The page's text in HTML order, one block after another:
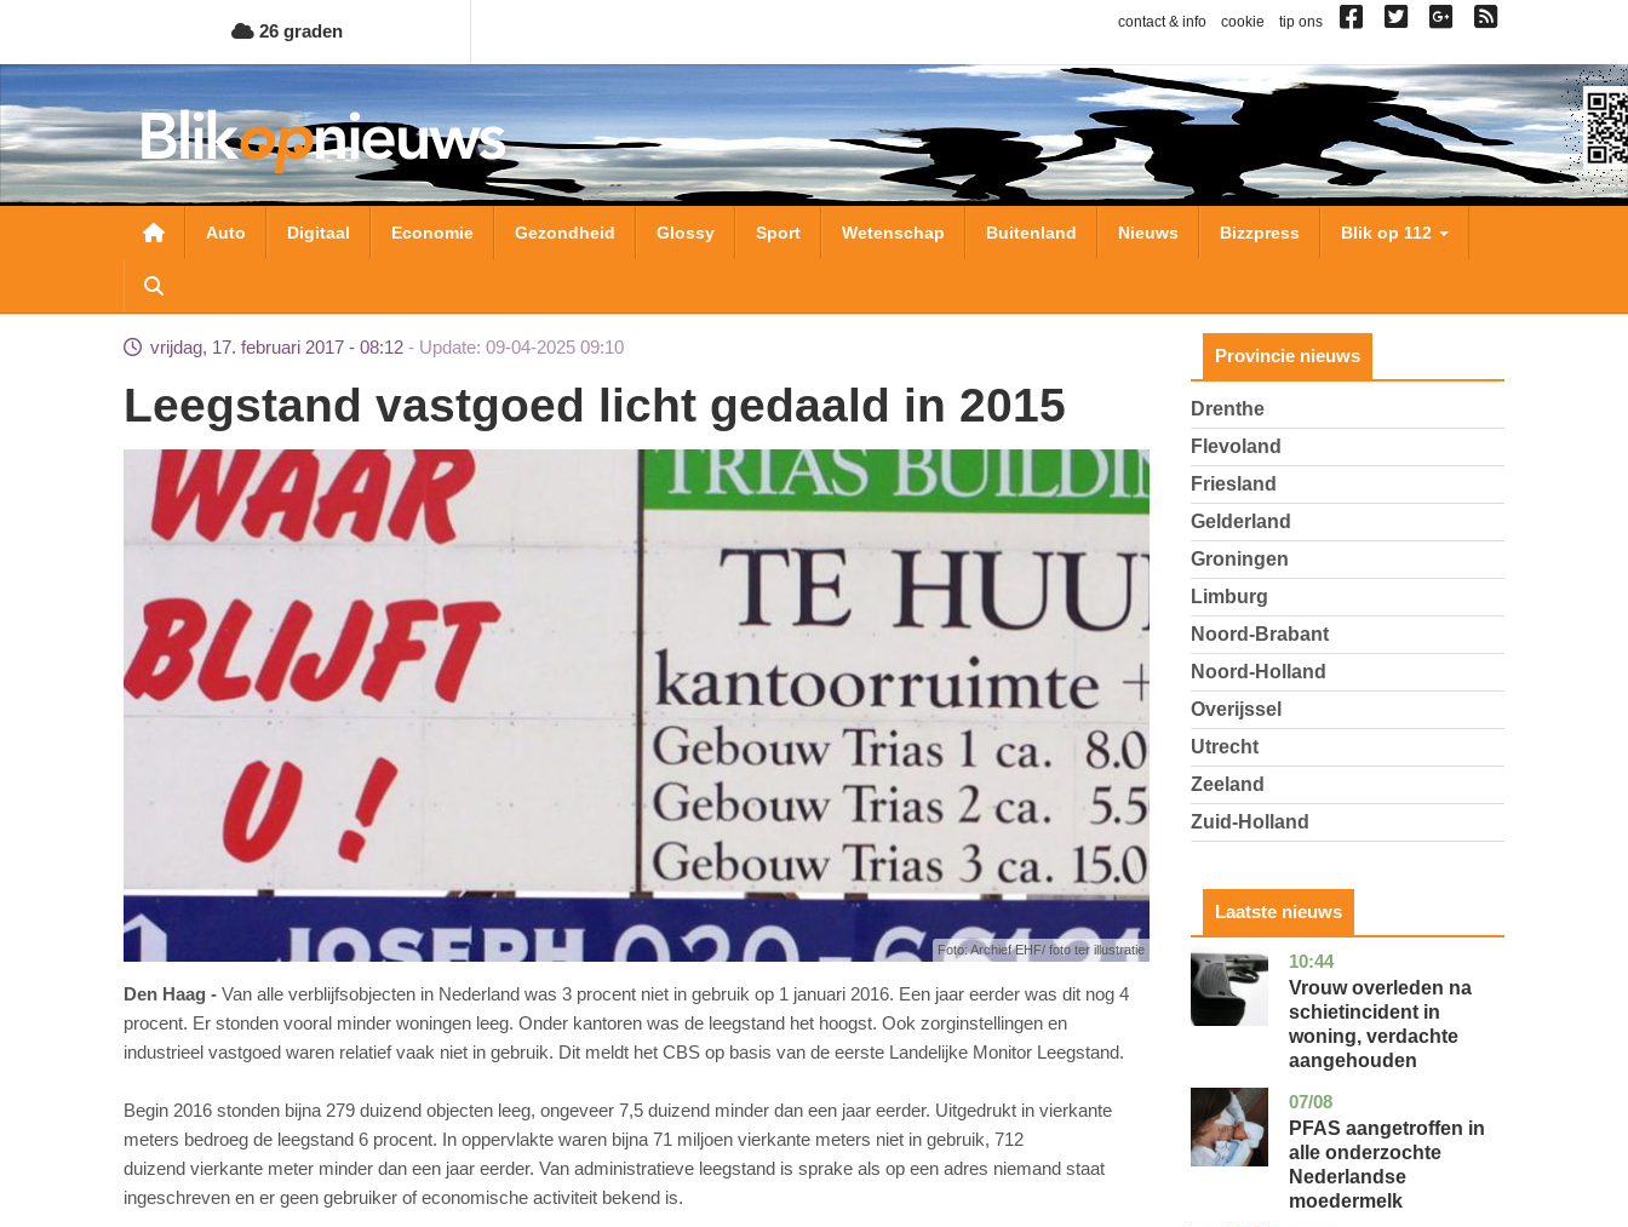
naar
de
inhoud
gaan
26 graden contact & info cookie tip ons
Hoofdnavigatie
Auto Digitaal Economie Gezondheid Glossy Sport Wetenschap Buitenland Nieuws Bizzpress Blik op 112
vrijdag, 17. februari 2017 - 08:12 Update: 09-04-2025 09:10
Leegstand vastgoed licht gedaald in 2015
Foto: Archief EHF/ foto ter illustratie
Den Haag
Van alle verblijfsobjecten in Nederland was 3 procent niet in gebruik op 1 januari 2016. Een jaar eerder was dit nog 4
procent. Er stonden vooral minder woningen leeg. Onder kantoren was de leegstand het hoogst. Ook zorginstellingen en
industrieel vastgoed waren relatief vaak niet in gebruik. Dit meldt het CBS op basis van de eerste Landelijke Monitor Leegstand.
Begin 2016 stonden bijna 279 duizend objecten leeg, ongeveer 7,5 duizend minder dan een jaar eerder. Uitgedrukt in vierkante
meters bedroeg de leegstand 6 procent. In oppervlakte waren bijna 71 miljoen vierkante meters niet in gebruik, 712
duizend vierkante meter minder dan een jaar eerder. Van administratieve leegstand is sprake als op een adres niemand staat
ingeschreven en er geen gebruiker of economische activiteit bekend is.
Provincie nieuws
Drenthe
Flevoland
Friesland
Gelderland
Groningen
Limburg
Noord-Brabant
Noord-Holland
Overijssel
Utrecht
Zeeland
Zuid-Holland
Laatste nieuws
10:44
zuid-
holland
nieuws
Vrouw overleden na
schietincident in
woning, verdachte
aangehouden
07/08
utrecht
gezondheid
PFAS aangetroffen in
alle onderzochte
Nederlandse
moedermelk